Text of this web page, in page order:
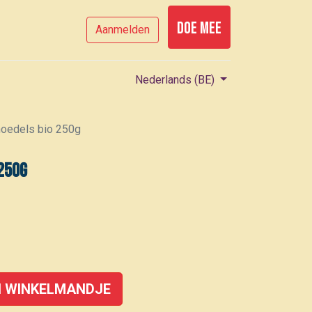
Aanmelden Doe mee
Nederlands (BE)
bio 250g
WINKELMANDJE